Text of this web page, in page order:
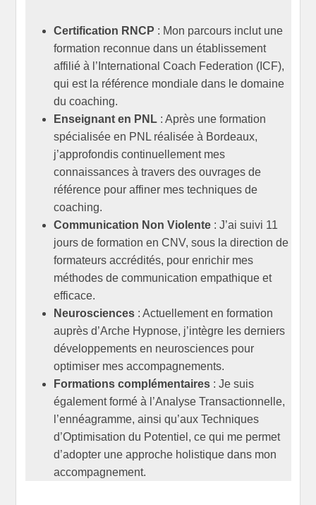
Certification RNCP : Mon parcours inclut une
formation reconnue dans un établissement
affilié à l’International Coach Federation (ICF),
qui est la référence mondiale dans le domaine
du coaching.
Enseignant en PNL: Après une formation
spécialisée en PNL réalisée à Bordeaux,
j’approfondis continuellement mes
connaissances à travers des ouvrages de
référence pour affiner mes techniques de
coaching.
Communication Non Violente: J’ai suivi 11
jours de formation en CNV, sous la direction de
formateurs accrédités, pour enrichir mes
méthodes de communication empathique et
efficace.
Neurosciences: Actuellement en formation
auprès d’Arche Hypnose, j’intègre les derniers
développements en neurosciences pour
optimiser mes accompagnements.
Formations complémentaires: Je suis
également formé à l’Analyse Transactionnelle,
l’ennéagramme, ainsi qu’aux Techniques
d’Optimisation du Potentiel, ce qui me permet
d’adopter une approche holistique dans mon
accompagnement.